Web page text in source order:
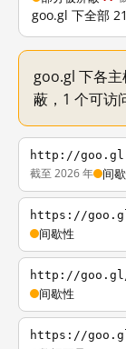
goo.gl 下全部
goo.gl 下各
蔽，1 个可访
http://goo.gl
截至 2026 年 间
https://
间歇性
http://
间歇性
https://